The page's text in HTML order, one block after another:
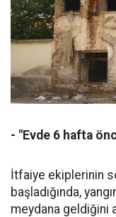
- "Evde 6 hafta
İtfaiye ekiplerinin
başladığında,
meydana geldiğini